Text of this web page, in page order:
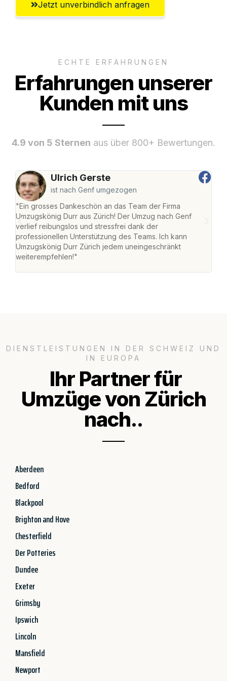
Jetzt unverbindlich anfragen
ECHTE ERFAHRUNGEN
Erfahrungen unserer
Kunden mit uns
4.9 von 5 Sternen aus über 800+ Bewertungen.
Ulrich Gerste
ist nach Genf umgezogen
"Ein grosses Dankeschön an das Team der Firma
Umzugskönig Durr aus Zürich! Der Umzug nach Genf
verlief reibungslos und stressfrei dank der
professionellen Unterstützung des Teams. Ich kann
Umzugskönig Durr Zürich jedem uneingeschränkt
weiterempfehlen!"
DIENSTLEISTUNGEN IN DER SCHWEIZ UND
IN EUROPA
Ihr Partner für
Umzüge von Zürich
nach..
Aberdeen
Bedford
Blackpool
Brighton and Hove
Chesterfield
Der Potteries
Dundee
Exeter
Grimsby
Ipswich
Lincoln
Mansfield
Newport